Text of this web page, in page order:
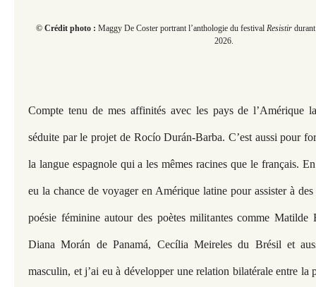
© Crédit photo : Maggy De Coster portrant l’anthologie du festival Resistir
2026.
Compte tenu de mes affinités avec les pays de l’Amérique
séduite par le projet de Rocío Durán-Barba. C’est aussi pour
la langue espagnole qui a les mêmes racines que le français.
eu la chance de voyager en Amérique latine pour assister à
poésie féminine autour des poètes militantes comme Matilde
Diana Morán de Panamá, Cecília Meireles du Brésil et
masculin, et j’ai eu à développer une relation bilatérale entre la